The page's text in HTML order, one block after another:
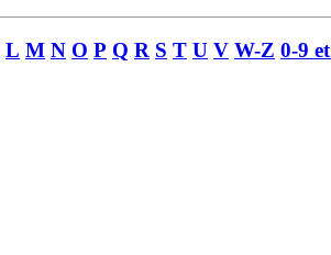
L M N O P Q R S T U V W-Z 0-9